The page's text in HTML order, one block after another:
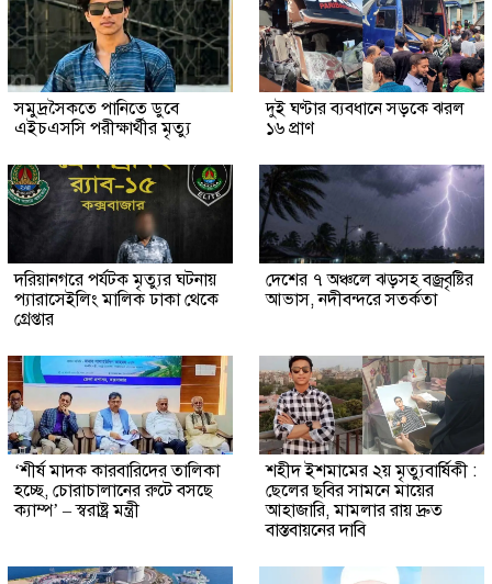
সমুদ্রসৈকতে পানিতে ডুবে
এইচএসসি পরীক্ষার্থীর মৃত্যু
দুই ঘণ্টার ব্যবধানে সড়কে ঝরল
১৬ প্রাণ
দরিয়ানগরে পর্যটক মৃত্যুর ঘটনায়
প্যারাসেইলিং মালিক ঢাকা থেকে
গ্রেপ্তার
দেশের ৭ অঞ্চলে ঝড়সহ বজ্রবৃষ্টির
আভাস, নদীবন্দরে সতর্কতা
‘শীর্ষ মাদক কারবারিদের তালিকা
হচ্ছে, চোরাচালানের রুটে বসছে
ক্যাম্প’ – স্বরাষ্ট্র মন্ত্রী
শহীদ ইশমামের ২য় মৃত্যুবার্ষিকী :
ছেলের ছবির সামনে মায়ের
আহাজারি, মামলার রায় দ্রুত
বাস্তবায়নের দাবি